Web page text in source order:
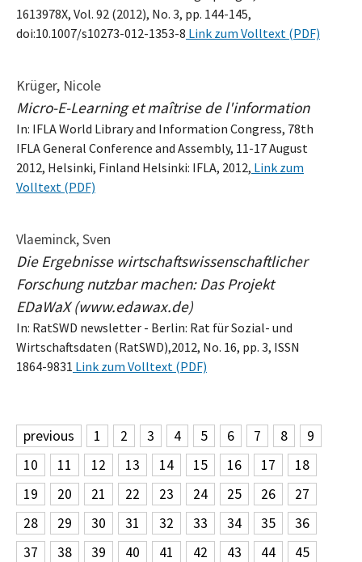
1613978X, Vol. 92 (2012), No. 3, pp. 144-145,
doi:10.1007/s10273-012-1353-8 Link zum Volltext (PDF)
Krüger, Nicole
Micro-E-Learning et maîtrise de l'information
In: IFLA World Library and Information Congress, 78th
IFLA General Conference and Assembly, 11-17 August
2012, Helsinki, Finland Helsinki: IFLA, 2012, Link zum
Volltext (PDF)
Vlaeminck, Sven
Die Ergebnisse wirtschaftswissenschaftlicher
Forschung nutzbar machen: Das Projekt
EDaWaX (www.edawax.de)
In: RatSWD newsletter - Berlin: Rat für Sozial- und
Wirtschaftsdaten (RatSWD),2012, No. 16, pp. 3, ISSN
1864-9831 Link zum Volltext (PDF)
previous 1 2 3 4 5 6 7 8
9
10
11 12 13 14 15 16 17
18
19
20 21 22 23 24 25 26
27
28
29 30 31 32 33 34 35
36
37
38 39 40 41 42 43 44
45